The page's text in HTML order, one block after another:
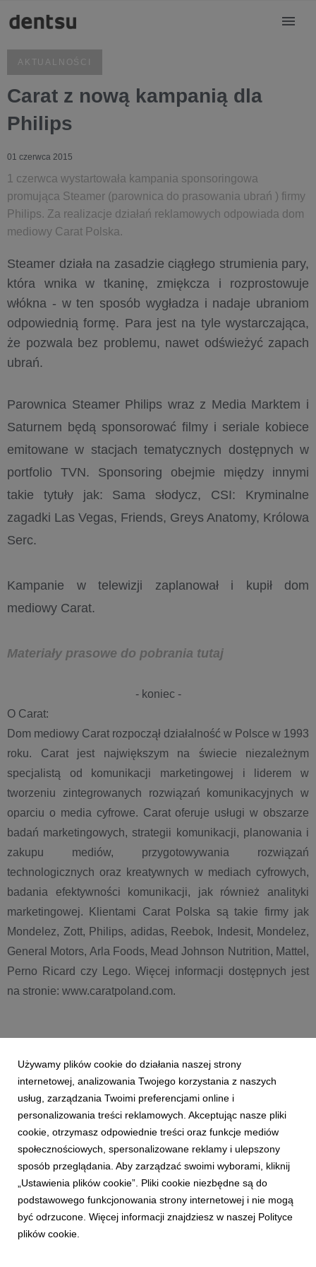
AKTUALNOŚCI
Carat z nową kampanią dla
Philips
01 czerwca 2015
1 czerwca wystartowała kampania sponsoringowa
promująca Steamer (parownica do prasowania ubrań ) firmy
Philips. Za realizacje działań reklamowych odpowiada dom
mediowy Carat Polska.
Steamer działa na zasadzie ciągłego strumienia pary,
która wnika w tkaninę, zmiękcza i rozprostowuje
włókna - w ten sposób wygładza i nadaje ubraniom
odpowiednią formę. Para jest na tyle wystarczająca,
że pozwala bez problemu, nawet odświeżyć zapach
ubrań.
Parownica Steamer Philips wraz z Media Marktem i
Saturnem będą sponsorować filmy i seriale kobiece
emitowane w stacjach tematycznych dostępnych w
portfolio TVN. Sponsoring obejmie między innymi
takie tytuły jak: Sama słodycz, CSI: Kryminalne
zagadki Las Vegas, Friends, Greys Anatomy, Królowa
Serc.
Kampanie w telewizji zaplanował i kupił dom
mediowy Carat.
Materiały prasowe do pobrania tutaj
- koniec -
O Carat:
Dom mediowy Carat rozpoczął działalność w Polsce w 1993
roku. Carat jest największym na świecie niezależnym
specjalistą od komunikacji marketingowej i liderem w
tworzeniu zintegrowanych rozwiązań komunikacyjnych w
oparciu o media cyfrowe. Carat oferuje usługi w obszarze
badań marketingowych, strategii komunikacji, planowania i
zakupu mediów, przygotowywania rozwiązań
technologicznych oraz kreatywnych w mediach cyfrowych,
badania efektywności komunikacji, jak również analityki
marketingowej. Klientami Carat Polska są takie firmy jak
Mondelez, Zott, Philips, adidas, Reebok, Indesit, Mondelez,
General Motors, Arla Foods, Mead Johnson Nutrition, Mattel,
Perno Ricard czy Lego. Więcej informacji dostępnych jest
na stronie: www.caratpoland.com.
Załączniki
informacja_prasowa_Carat_z_now__kampani__
dla_Philips.docx
docx| 1,46 MB
Używamy plików cookie do działania naszej strony
internetowej, analizowania Twojego korzystania z naszych
usług, zarządzania Twoimi preferencjami online i
personalizowania treści reklamowych. Akceptując nasze pliki
cookie, otrzymasz odpowiednie treści oraz funkcje mediów
społecznościowych, spersonalizowane reklamy i ulepszony
sposób przeglądania. Aby zarządzać swoimi wyborami, kliknij
„Ustawienia plików cookie”. Pliki cookie niezbędne są do
podstawowego funkcjonowania strony internetowej i nie mogą
być odrzucone. Więcej informacji znajdziesz w naszej Polityce
plików cookie.